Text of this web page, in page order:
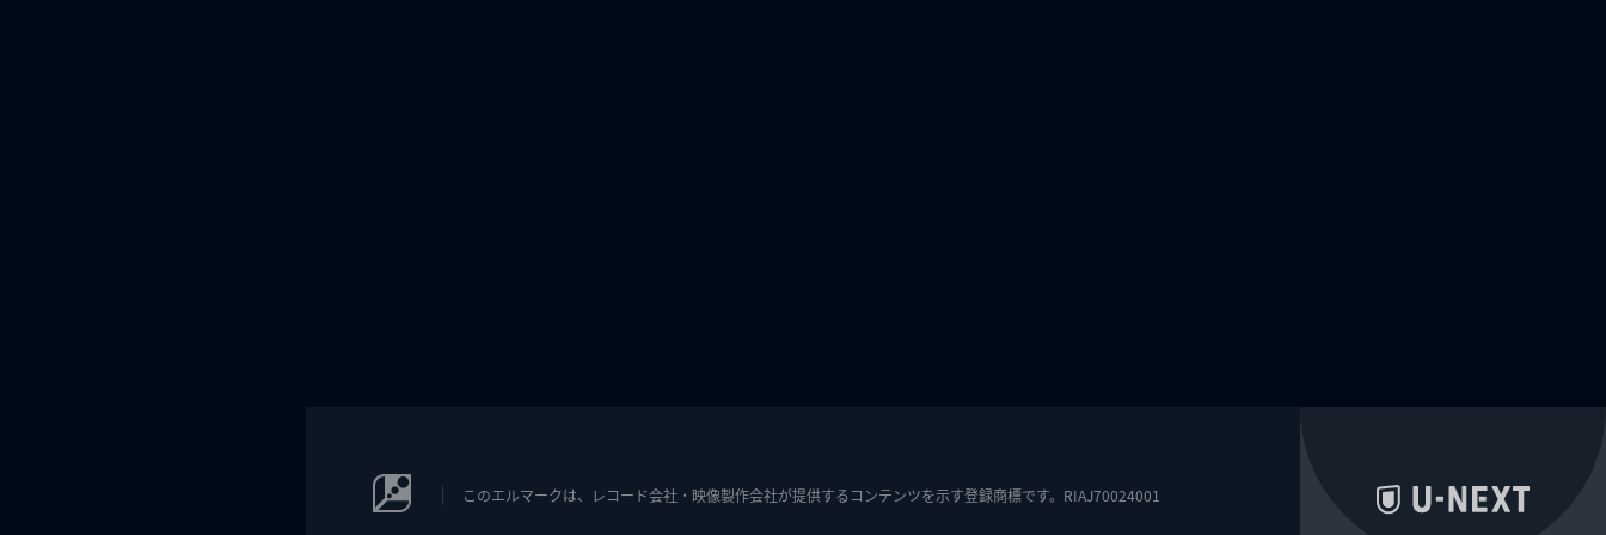
このエルマークは、レコード会社・映像製作会社が提供するコンテンツを示す登録商標です。RIAJ70024001